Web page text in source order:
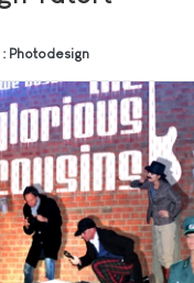
Photodesign